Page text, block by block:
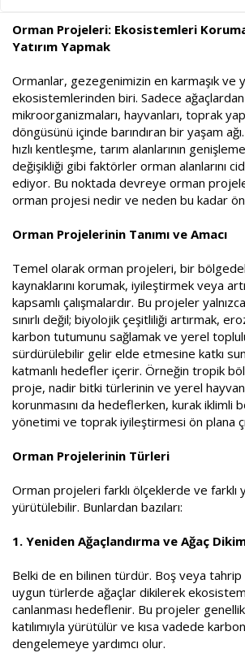
t
a
r
i
i
Orman Projeleri: Ekosistemleri
Yatırım Yapmak
Ormanlar, gezegenimizin en karmaşık ve
ekosistemlerinden biri. Sadece
mikroorganizmaları, hayvanları, toprak
döngüsünü içinde barındıran bir yaşam
hızlı kentleşme, tarım alanlarının
değişikliği gibi faktörler orman alanlarını
ediyor. Bu noktada devreye orman
orman projesi nedir ve neden bu kadar
Orman Projelerinin Tanımı ve Amacı
Temel olarak orman projeleri, bir
kaynaklarını korumak, iyileştirmek veya
kapsamlı çalışmalardır. Bu projeler
sınırlı değil; biyolojik çeşitliliği artırmak,
karbon tutumunu sağlamak ve yerel
sürdürülebilir gelir elde etmesine katkı
katmanlı hedefler içerir. Örneğin tropik
proje, nadir bitki türlerinin ve yerel hayvan
korunmasını da hedeflerken, kurak iklimli
yönetimi ve toprak iyileştirmesi ön plana
Orman Projelerinin Türleri
Orman projeleri farklı ölçeklerde ve farklı
yürütülebilir. Bunlardan bazıları:
1. Yeniden Ağaçlandırma ve Ağaç
Belki de en bilinen türdür. Boş veya tahrip
uygun türlerde ağaçlar dikilerek
canlanması hedeflenir. Bu projeler
katılımıyla yürütülür ve kısa vadede
dengelemeye yardımcı olur.